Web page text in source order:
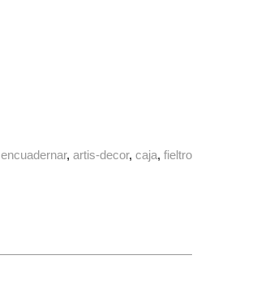
encuadernar artis-decor caja fieltro